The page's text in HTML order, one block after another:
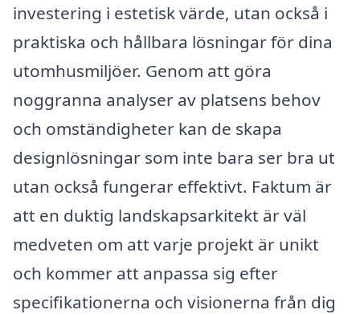
investering i estetisk värde, utan också i
praktiska och hållbara lösningar för dina
utomhusmiljöer. Genom att göra
noggranna analyser av platsens behov
och omständigheter kan de skapa
designlösningar som inte bara ser bra ut
utan också fungerar effektivt. Faktum är
att en duktig landskapsarkitekt är väl
medveten om att varje projekt är unikt
och kommer att anpassa sig efter
specifikationerna och visionerna från dig